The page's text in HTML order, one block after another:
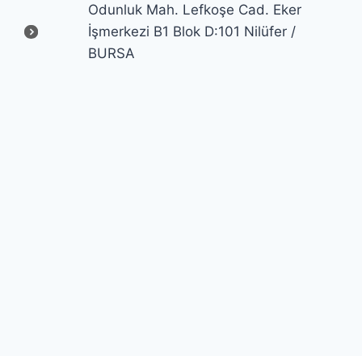
Odunluk Mah. Lefkoşe Cad. Eker
İşmerkezi B1 Blok D:101 Nilüfer /
BURSA